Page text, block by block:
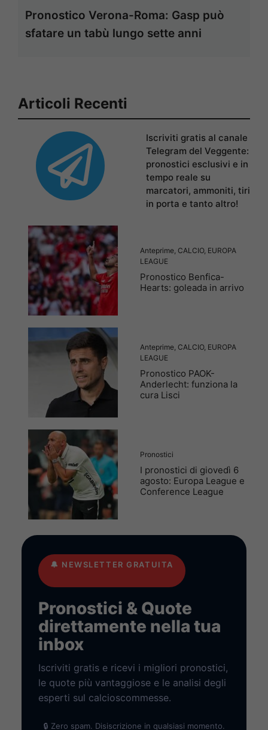
Pronostico Verona-Roma: Gasp può
sfatare un tabù lungo sette anni
Articoli Recenti
Iscriviti gratis al canale
Telegram del Veggente:
pronostici esclusivi e in
tempo reale su
marcatori, ammoniti, tiri
in porta e tanto altro!
Anteprime CALCIO, EUROPA
LEAGUE
Pronostico Benfica-
Hearts: goleada in arrivo
Anteprime CALCIO, EUROPA
LEAGUE
Pronostico PAOK-
Anderlecht: funziona la
cura Lisci
Pronostici
I pronostici di giovedì 6
agosto: Europa League e
Conference League
🔔 NEWSLETTER GRATUITA
Pronostici & Quote
direttamente nella tua
inbox
Iscriviti gratis e ricevi i migliori pronostici,
le quote più vantaggiose e le analisi degli
esperti sul calcioscommesse.
🔒 Zero spam. Disiscrizione in qualsiasi momento.